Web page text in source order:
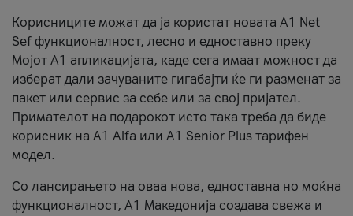
Корисниците можат да ја користат новата А1 Net
Sef функционалност, лесно и едноставно преку
Мојот А1 апликацијата, каде сега имаат можност да
изберат дали зачуваните гигабајти ќе ги разменат за
пакет или сервис за себе или за свој пријател.
Примателот на подарокот исто така треба да биде
корисник на А1 Alfa или A1 Senior Plus тарифен
модел.
Со лансирањето на оваа нова, едноставна но моќна
функционалност, А1 Македонија создава свежа и